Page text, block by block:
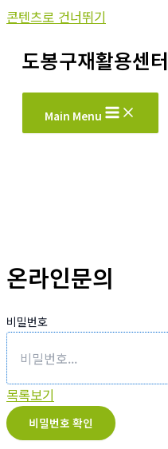
콘텐츠로 건너뛰기
도봉구재활용센터
Main Menu
온라인문의
비밀번호
목록보기
비밀번호 확인